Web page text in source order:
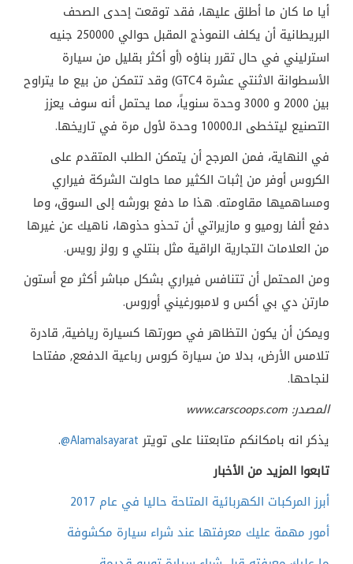
أيا ما كان ما أطلق عليها، فقد توقعت إحدى الصحف
البريطانية أن يكلف النموذج المقبل حوالي 250000 جنيه
استرليني في حال تقرر بناؤه (أو أكثر بقليل من سيارة
الأسطوانة الاثنتي عشرة GTC4) وقد تتمكن من بيع ما يتراوح
بين 2000 و 3000 وحدة سنوياً، مما يحتمل أنه سوف يعزز
التصنيع ليتخطى الـ10000 وحدة لأول مرة في تاريخها.
في النهاية، فمن المرجح أن يتمكن الطلب المتقدم على
الكروس أوفر من إثبات الكثير مما حاولت الشركة فيراري
ومساهميها مقاومته. هذا ما دفع بورشه إلى السوق، وما
دفع ألفا روميو و مازيراتي أن تحذو حذوها، ناهيك عن غيرها
من العلامات التجارية الراقية مثل بنتلي و رولز رويس.
ومن المحتمل أن تتنافس فيراري بشكل مباشر أكثر مع أستون
مارتن دي بي أكس و لامبورغيني أوروس.
ويمكن أن يكون التظاهر في صورتها كسيارة رياضية, قادرة
تلامس الأرض، بدلا من سيارة كروس رباعية الدفعع, مفتاحا
لنجاحها.
المصدر: www.carscoops.com
يذكر انه بامكانكم متابعتنا على تويتر@Alamalsayarat
.
تابعوا المزيد من الأخبار
أبرز المركبات الكهربائية المتاحة حاليا في عام 2017
أمور مهمة عليك معرفتها عند شراء سيارة مكشوفة